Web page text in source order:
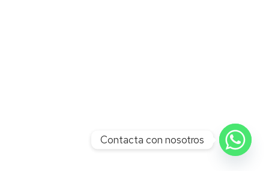
Contacta con nosotros